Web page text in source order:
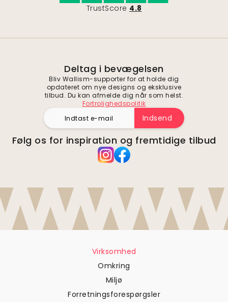
TrustScore 4.8
Deltag i bevægelsen
Bliv Wallism-supporter for at holde dig
opdateret om nye designs og eksklusive
tilbud. Du kan afmelde dig når som helst.
Fortrolighedspolitik
Indsend
Følg os for inspiration og fremtidige tilbud
Virksomhed
Omkring
Miljø
Forretningsforespørgsler